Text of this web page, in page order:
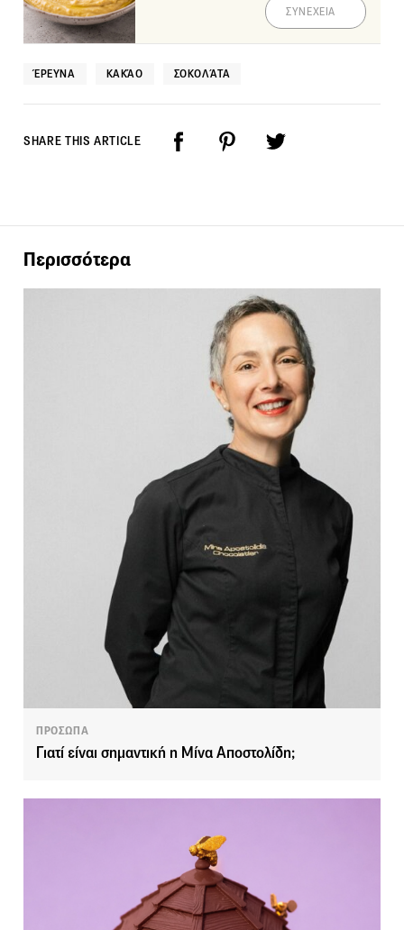
ΣΥΝΕΧΕΙΑ
ΈΡΕΥΝΑ ΚΑΚΆΟ ΣΟΚΟΛΆΤΑ
SHARE THIS ARTICLE
Περισσότερα
ΠΡΟΣΩΠΑ
Γιατί είναι σημαντική η Μίνα Αποστολίδη;